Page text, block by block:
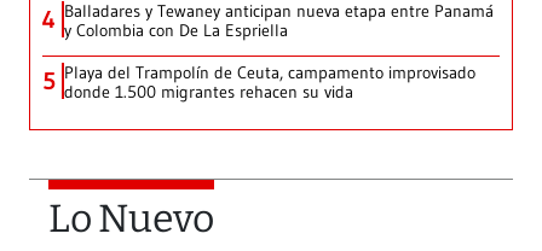
4 Balladares y Tewaney anticipan nueva etapa entre Panamá
y Colombia con De La Espriella
5 Playa del Trampolín de Ceuta, campamento improvisado
donde 1.500 migrantes rehacen su vida
Lo Nuevo